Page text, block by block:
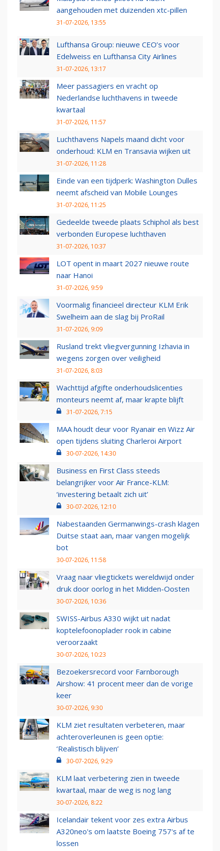
aangehouden met duizenden xtc-pillen
31-07-2026, 13:55
Lufthansa Group: nieuwe CEO’s voor
Edelweiss en Lufthansa City Airlines
31-07-2026, 13:17
Meer passagiers en vracht op
Nederlandse luchthavens in tweede
kwartaal
31-07-2026, 11:57
Luchthavens Napels maand dicht voor
onderhoud: KLM en Transavia wijken uit
31-07-2026, 11:28
Einde van een tijdperk: Washington Dulles
neemt afscheid van Mobile Lounges
31-07-2026, 11:25
Gedeelde tweede plaats Schiphol als best
verbonden Europese luchthaven
31-07-2026, 10:37
LOT opent in maart 2027 nieuwe route
naar Hanoi
31-07-2026, 9:59
Voormalig financieel directeur KLM Erik
Swelheim aan de slag bij ProRail
31-07-2026, 9:09
Rusland trekt vliegvergunning Izhavia in
wegens zorgen over veiligheid
31-07-2026, 8:03
Wachttijd afgifte onderhoudslicenties
monteurs neemt af, maar krapte blijft
31-07-2026, 7:15
MAA houdt deur voor Ryanair en Wizz Air
open tijdens sluiting Charleroi Airport
30-07-2026, 14:30
Business en First Class steeds
belangrijker voor Air France-KLM:
‘investering betaalt zich uit’
30-07-2026, 12:10
Nabestaanden Germanwings-crash klagen
Duitse staat aan, maar vangen mogelijk
bot
30-07-2026, 11:58
Vraag naar vliegtickets wereldwijd onder
druk door oorlog in het Midden-Oosten
30-07-2026, 10:36
SWISS-Airbus A330 wijkt uit nadat
koptelefoonoplader rook in cabine
veroorzaakt
30-07-2026, 10:23
Bezoekersrecord voor Farnborough
Airshow: 41 procent meer dan de vorige
keer
30-07-2026, 9:30
KLM ziet resultaten verbeteren, maar
achteroverleunen is geen optie:
‘Realistisch blijven’
30-07-2026, 9:29
KLM laat verbetering zien in tweede
kwartaal, maar de weg is nog lang
30-07-2026, 8:22
Icelandair tekent voor zes extra Airbus
A320neo's om laatste Boeing 757's af te
lossen